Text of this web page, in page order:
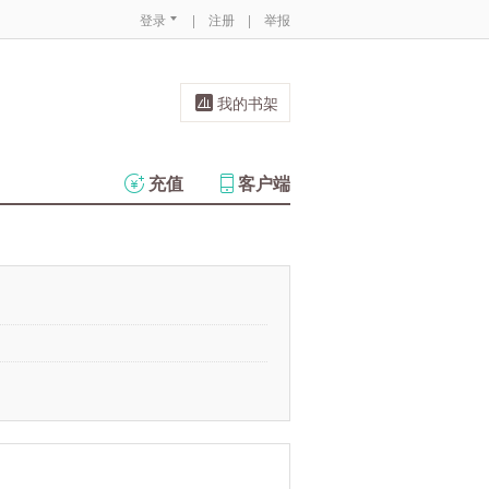
登录 | 注册 | 举报
我的书架
客户端
充值